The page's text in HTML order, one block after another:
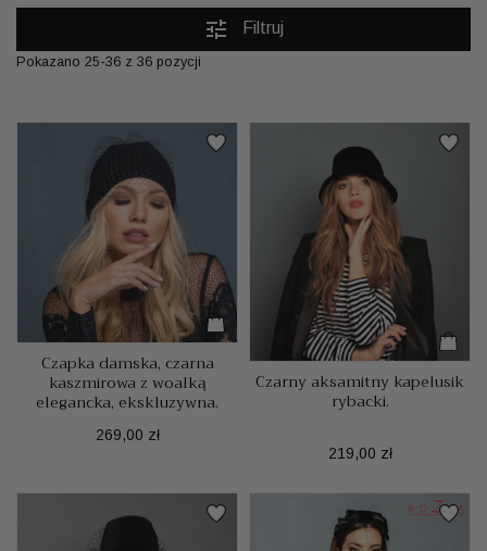
tune Filtruj
Pokazano 25-36 z 36 pozycji
Czapka damska, czarna
kaszmirowa z woalką
elegancka, ekskluzywna.
Cena
269,00 zł
Czarny aksamitny kapelusik
rybacki.
Cena
219,00 zł